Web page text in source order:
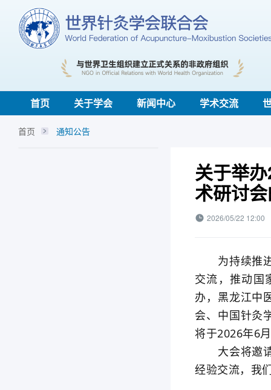
首页 关于学会 新闻中心 学术交流
首页 通知公告
关于举
术研讨
2026/05/22 12:00
为持续推进
交流，推动国
办，黑龙江中
会、中国针灸
将于2026年6
大会将邀请
经验交流，我